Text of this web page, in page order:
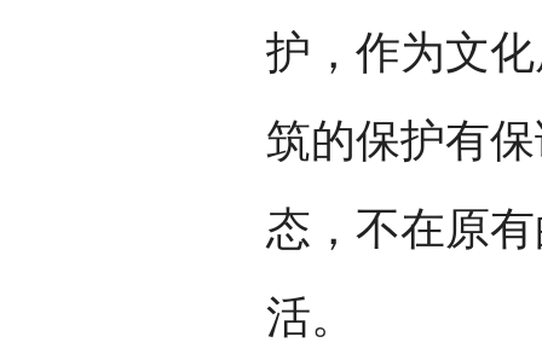
护，作为文
筑的保护有
态，不在原
活。